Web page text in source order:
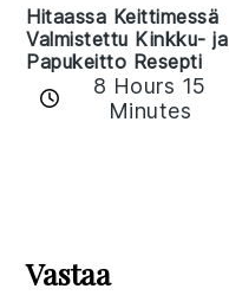
Hitaassa Keittimessä
Valmistettu Kinkku- ja
Papukeitto Resepti
8 Hours 15
Minutes
Interactions
Vastaa